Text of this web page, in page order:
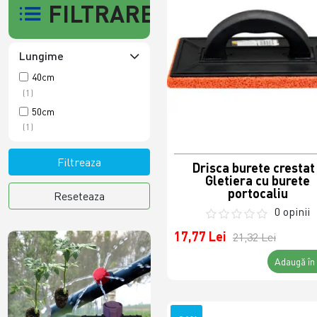
FILTRARE
Lungime
40cm
(1)
50cm
(1)
Filtreaza
Reseteaza
Drisca burete
Gletiera cu burete
portocaliu
0 opinii
17,77 Lei 21,32 Lei
Adaugă